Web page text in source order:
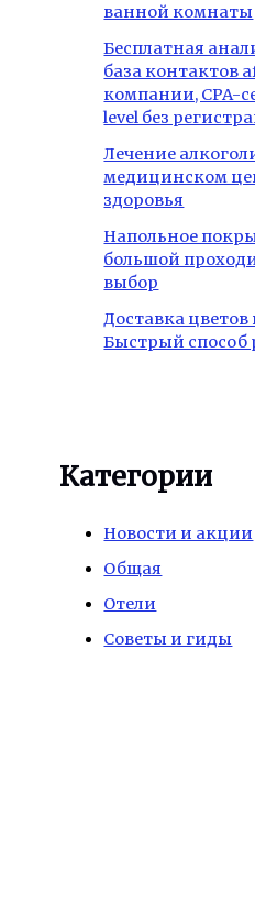
ванной комнаты
Бесплатная
база контактов
компании, CPA-
level без
Лечение
медицинском
здоровья
Напольное
большой
выбор
Доставка цветов
Быстрый способ
Категории
Новости и акции
Общая
Отели
Советы и гиды